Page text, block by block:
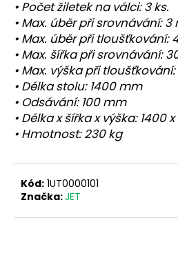
• Počet žiletek na válci: 3 ks.
• Max. úběr při srovnávání: 3
• Max. úběr při tloušťkování:
• Max. šířka při srovnávání:
• Max. výška při
• Délka stolu: 1400 mm
• Odsávání: 100 mm
• Délka x šířka x výška: 1400
• Hmotnost: 230 kg
Kód: 1UT0000101
Značka:JET